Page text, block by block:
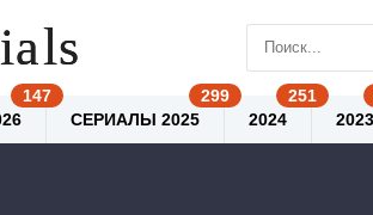
СЕРИАЛЫ 2025 2024 2023